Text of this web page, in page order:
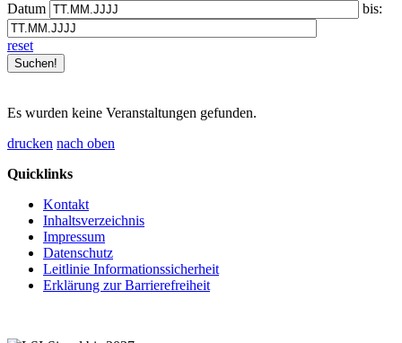
Datum bis:
reset
Es wurden keine Veranstaltungen gefunden.
drucken nach oben
Quicklinks
Kontakt
Inhaltsverzeichnis
Impressum
Datenschutz
Leitlinie Informationssicherheit
Erklärung zur Barrierefreiheit